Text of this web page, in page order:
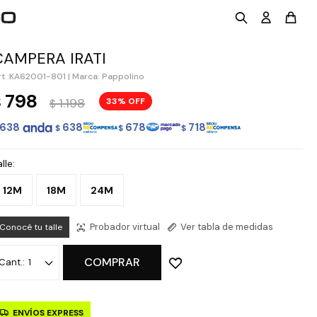
IRATI
KA62001-801 | Marca: Pappolino
798 $ 1.198 33
638 $ 638 $ 678 $ 718
12M 18M 24M
Conocé tu talle Probador virtual Ver tabla de medidas
1 COMPRAR
ENVÍOS EXPRESS